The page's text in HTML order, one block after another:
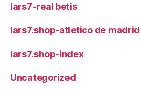
lars7-real betis
lars7.shop-atletico de madrid
lars7.shop-index
Uncategorized